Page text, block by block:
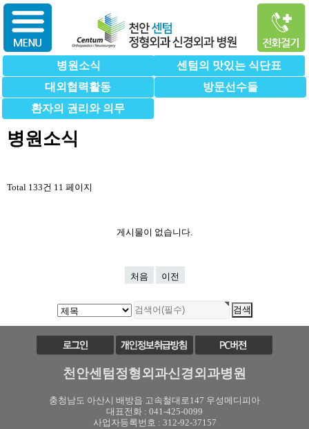
병원소식
센텀의 맛있는 식단표
대외협력활동
방문선수들
환자의 권리와 의무
병원소식
Total 133건 11 페이지
게시물이 없습니다.
처음 이전
천안센텀정형외과신경외과병원
충청남도 아산시 배방읍 고속철대로147 우성메디피아
대표전화 : 041-425-0099
사업자등록번호 : 312-92-37157